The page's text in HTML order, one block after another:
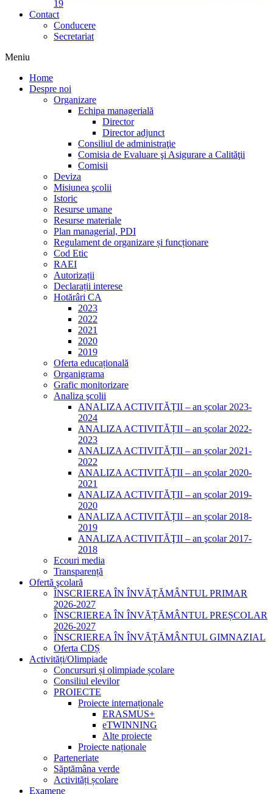
19
Contact
Conducere
Secretariat
Meniu
Home
Despre noi
Organizare
Echipa managerială
Director
Director adjunct
Consiliul de administraţie
Comisia de Evaluare şi Asigurare a Calităţii
Comisii
Deviza
Misiunea şcolii
Istoric
Resurse umane
Resurse materiale
Plan managerial, PDI
Regulament de organizare și funcționare
Cod Etic
RAEI
Autorizații
Declarații interese
Hotărâri CA
2023
2022
2021
2020
2019
Oferta educațională
Organigrama
Grafic monitorizare
Analiza şcolii
ANALIZA ACTIVITĂȚII – an școlar 2023-
2024
ANALIZA ACTIVITĂȚII – an școlar 2022-
2023
ANALIZA ACTIVITĂȚII – an școlar 2021-
2022
ANALIZA ACTIVITĂȚII – an școlar 2020-
2021
ANALIZA ACTIVITĂȚII – an școlar 2019-
2020
ANALIZA ACTIVITĂȚII – an școlar 2018-
2019
ANALIZA ACTIVITĂŢII – an şcolar 2017-
2018
Ecouri media
Transparență
Ofertă şcolară
ÎNSCRIEREA ÎN ÎNVĂȚĂMÂNTUL PRIMAR
2026-2027
ÎNSCRIEREA ÎN ÎNVĂȚĂMÂNTUL PREȘCOLAR
2026-2027
ÎNSCRIEREA ÎN ÎNVĂȚĂMÂNTUL GIMNAZIAL
Oferta CDȘ
Activități/Olimpiade
Concursuri și olimpiade școlare
Consiliul elevilor
PROIECTE
Proiecte internaționale
ERASMUS+
eTWINNING
Alte proiecte
Proiecte naționale
Parteneriate
Săptămâna verde
Activități școlare
Examene